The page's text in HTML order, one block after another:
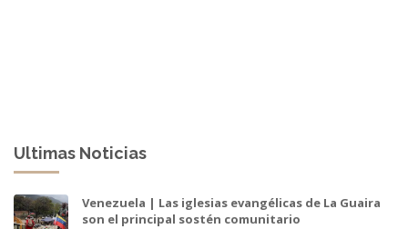
Ultimas Noticias
Venezuela | Las iglesias evangélicas de La Guaira
son el principal sostén comunitario